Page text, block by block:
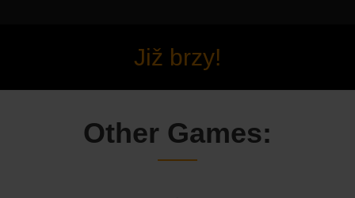
Již brzy!
Other Games: